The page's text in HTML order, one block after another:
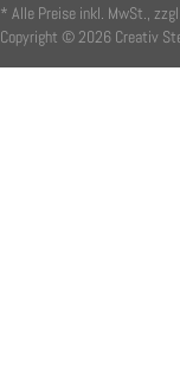
* Alle Preise inkl. MwSt., zzgl.
Copyright © 2026 Creativ